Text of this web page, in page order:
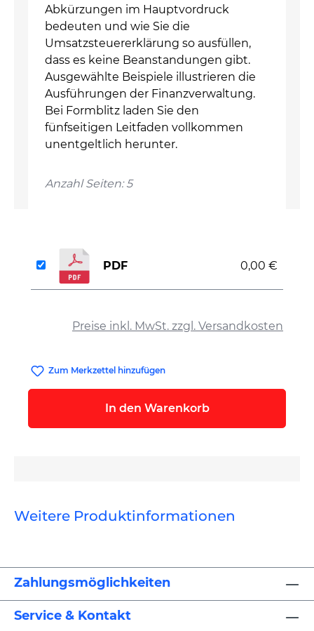
Abkürzungen im Hauptvordruck
bedeuten und wie Sie die
Umsatzsteuererklärung so ausfüllen,
dass es keine Beanstandungen gibt.
Ausgewählte Beispiele illustrieren die
Ausführungen der Finanzverwaltung.
Bei Formblitz laden Sie den
fünfseitigen Leitfaden vollkommen
unentgeltlich herunter.
Anzahl Seiten: 5
Preise inkl. MwSt. zzgl. Versandkosten
PDF 0,00 €
Zum Merkzettel hinzufügen
In den Warenkorb
Weitere Produktinformationen
Zahlungsmöglichkeiten
Service & Kontakt